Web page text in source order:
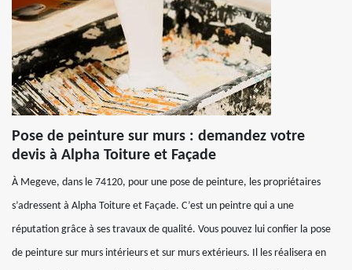
Pose de peinture sur murs : demandez votre
devis à Alpha Toiture et Façade
À Megeve, dans le 74120, pour une pose de peinture, les propriétaires
s’adressent à Alpha Toiture et Façade. C’est un peintre qui a une
réputation grâce à ses travaux de qualité. Vous pouvez lui confier la pose
de peinture sur murs intérieurs et sur murs extérieurs. Il les réalisera en